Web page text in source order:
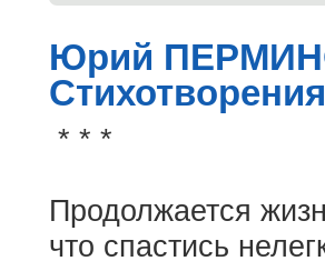
Юрий
* * *
Продолжается
что спастись